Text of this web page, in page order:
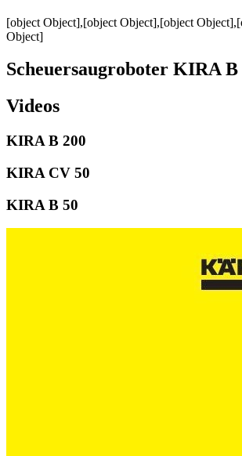
[object Object],[object Object],[object
Object]
Scheuersaugroboter KIRA B
Videos
KIRA B 200
KIRA CV 50
KIRA B 50